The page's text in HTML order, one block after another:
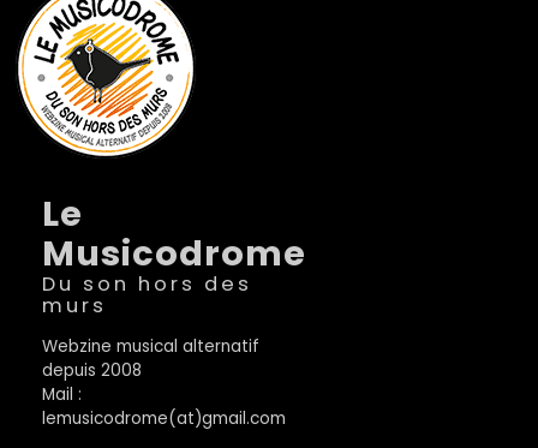
Le
Musicodrome
Du son hors des
murs
Webzine musical alternatif
depuis 2008
Mail :
lemusicodrome(at)gmail.com